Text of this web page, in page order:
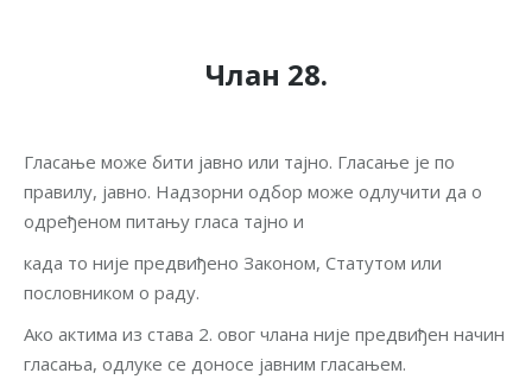
Члан 28.
Гласање може бити јавно или тајно. Гласање је по
правилу, јавно. Надзорни одбор може одлучити да о
одређеном питању гласа тајно и
када то није предвиђено Законом, Статутом или
пословником о раду.
Ако актима из става 2. овог члана није предвиђен начин
гласања, одлуке се доносе јавним гласањем.